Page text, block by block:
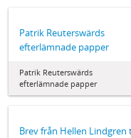
Patrik Reuterswärds
efterlämnade papper
Patrik Reuterswärds
efterlämnade papper
Brev från Hellen Lindgren